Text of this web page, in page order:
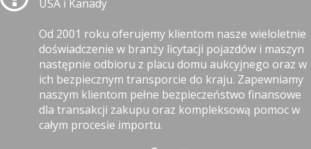
USA i Kanady
Od 2001 roku oferujemy klientom nasze wieloletnie
doświadczenie w branży licytacji pojazdów i maszyn
następnie odbioru z placu domu aukcyjnego oraz w
ich bezpiecznym transporcie do kraju. Zapewniamy
naszym klientom pełne bezpieczeństwo finansowe
dla transakcji zakupu oraz kompleksową pomoc w
całym procesie importu.